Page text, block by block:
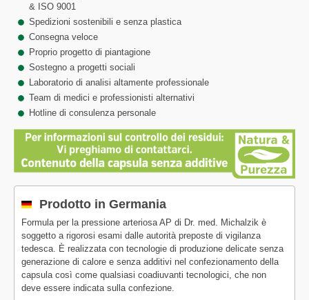
& ISO 9001
Spedizioni sostenibili e senza plastica
Consegna veloce
Proprio progetto di piantagione
Sostegno a progetti sociali
Laboratorio di analisi altamente professionale
Team di medici e professionisti alternativi
Hotline di consulenza personale
Prodotto in Germania
Formula per la pressione arteriosa AP di Dr. med. Michalzik è
soggetto a rigorosi esami dalle autorità preposte di vigilanza
tedesca. È realizzata con tecnologie di produzione delicate senza
generazione di calore e senza additivi nel confezionamento della
capsula così come qualsiasi coadiuvanti tecnologici, che non
deve essere indicata sulla confezione.